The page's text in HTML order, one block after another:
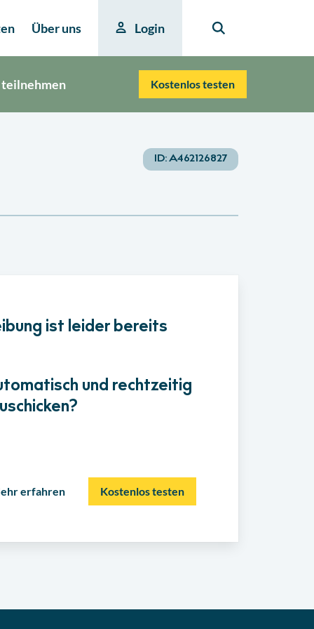
Über uns Login
teilnehmen Kostenlos testen
ID:A462126827
ist leider bereits
und rechtzeitig
erfahren Kostenlos testen